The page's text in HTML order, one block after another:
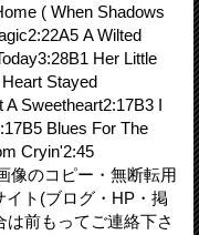
( When Shadows
A Wilted
Her Little
Stayed
Sweetheart2:17B3 I
Blues For The
Cryin'2:45
ピー・無断転用
イト(ブログ・HP・掲
前もってご連絡下さ